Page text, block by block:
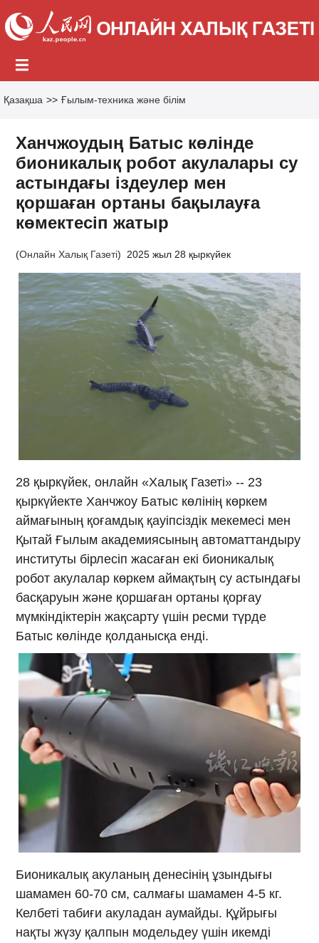
Қазақша >> Ғылым-техника және білім
Ханчжоудың Батыс көлінде
бионикалық робот акулалары су
астындағы іздеулер мен
қоршаған ортаны бақылауға
көмектесіп жатыр
(Онлайн Халық Газеті) 2025 жыл 28 қыркүйек
28 қыркүйек, онлайн «Халық Газеті» -- 23
қыркүйекте Ханчжоу Батыс көлінің көркем
аймағының қоғамдық қауіпсіздік мекемесі мен
Қытай Ғылым академиясының автоматтандыру
институты бірлесіп жасаған екі бионикалық
робот акулалар көркем аймақтың су астындағы
басқаруын және қоршаған ортаны қорғау
мүмкіндіктерін жақсарту үшін ресми түрде
Батыс көлінде қолданысқа енді.
Бионикалық акуланың денесінің ұзындығы
шамамен 60-70 см, салмағы шамамен 4-5 кг.
Келбеті табиғи акуладан аумайды. Құйрығы
нақты жүзу қалпын модельдеу үшін икемді